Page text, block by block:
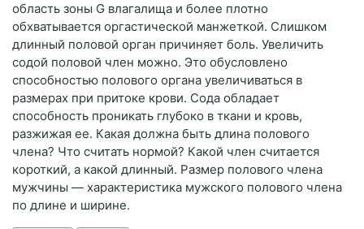
область зоны G влагалища и более плотно
обхватывается оргастической манжеткой. Слишком
длинный половой орган причиняет боль. Увеличить
содой половой член можно. Это обусловлено
способностью полового органа увеличиваться в
размерах при притоке крови. Сода обладает
способность проникать глубоко в ткани и кровь,
разжижая ее. Какая должна быть длина полового
члена? Что считать нормой? Какой член считается
короткий, а какой длинный. Размер полового члена
мужчины — характеристика мужского полового члена
по длине и ширине.